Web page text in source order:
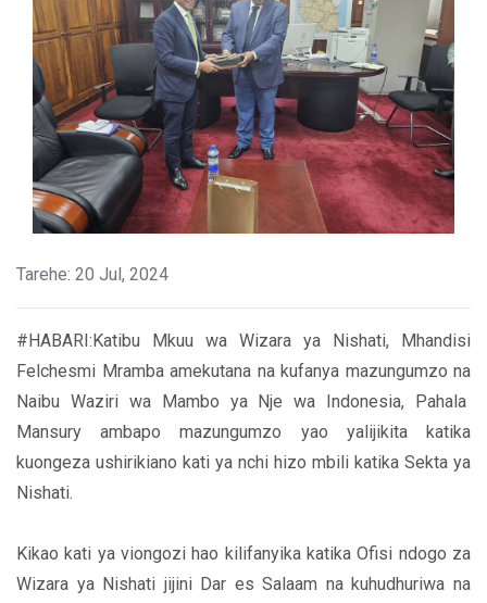
Tarehe: 20 Jul, 2024
#HABARI:Katibu Mkuu wa Wizara ya Nishati, Mhandisi
Felchesmi Mramba amekutana na kufanya mazungumzo na
Naibu Waziri wa Mambo ya Nje wa Indonesia, Pahala
Mansury ambapo mazungumzo yao yalijikita katika
kuongeza ushirikiano kati ya nchi hizo mbili katika Sekta ya
Nishati.
Kikao kati ya viongozi hao kilifanyika katika Ofisi ndogo za
Wizara ya Nishati jijini Dar es Salaam na kuhudhuriwa na